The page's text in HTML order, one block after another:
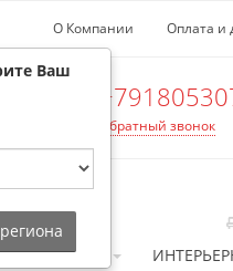
О Компании Оплата и
Обратный звонок
Ваш